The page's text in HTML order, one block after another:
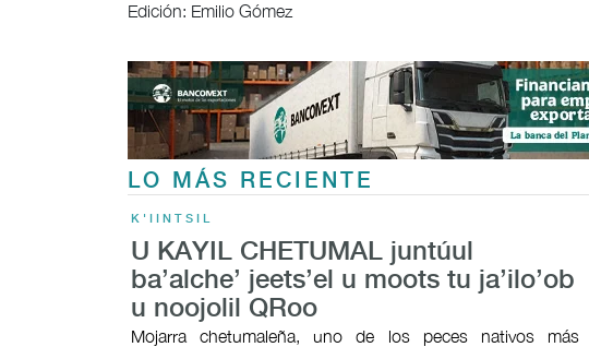
Edición: Emilio Gómez
LO MÁS RECIENTE
K'IINTSIL
U KAYIL CHETUMAL juntúul
ba’alche’ jeets’el u moots tu ja’ilo’ob
u noojolil QRoo
Mojarra chetumaleña, uno de los peces nativos más